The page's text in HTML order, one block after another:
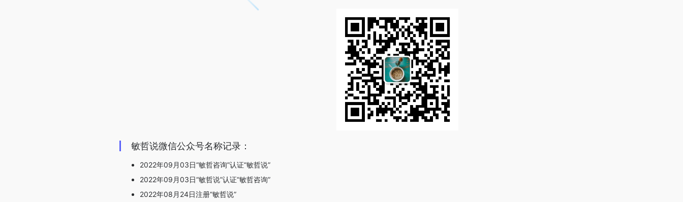
敏哲说微信公众号名称记录：
2022年09月03日“敏哲咨询”认证“敏哲说”
2022年09月03日“敏哲说”认证“敏哲咨询”
2022年08月24日注册“敏哲说”